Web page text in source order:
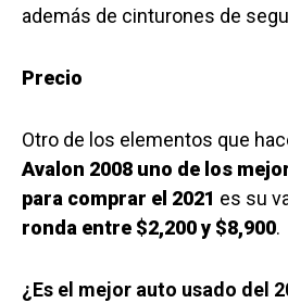
además de cinturones de
Precio
Otro de los elementos que
Avalon 2008 uno de los
para comprar el 2021 es su
ronda entre $2,200 y $8,900.
¿Es el mejor auto usado del